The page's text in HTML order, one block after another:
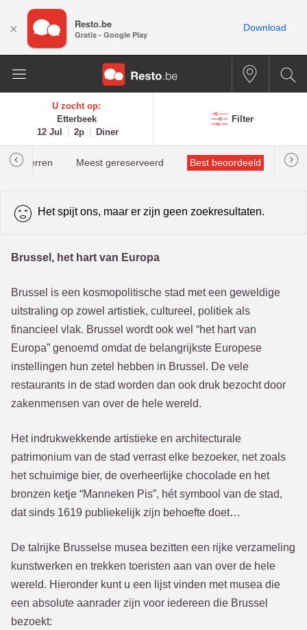
U zocht op:
Etterbeek
12 Jul
2p Diner
Filter
Meest gereserveerd Best beoordeeld
Het spijt ons, maar er zijn geen zoekresultaten.
Brussel, het hart van Europa
Brussel is een kosmopolitische stad met een geweldige
uitstraling op zowel artistiek, cultureel, politiek als
financieel vlak. Brussel wordt ook wel “het hart van
Europa” genoemd omdat de belangrijkste Europese
instellingen hun zetel hebben in Brussel. De vele
restaurants in de stad worden dan ook druk bezocht door
zakenmensen van over de hele wereld.
Het indrukwekkende artistieke en architecturale
patrimonium van de stad verrast elke bezoeker, net zoals
het schuimige bier, de overheerlijke chocolade en het
bronzen ketje “Manneken Pis”, hét symbool van de stad,
dat sinds 1619 publiekelijk zijn behoefte doet…
De talrijke Brusselse musea bezitten een rijke verzameling
kunstwerken en trekken toeristen aan van over de hele
wereld. Hieronder kunt u een lijst vinden met musea die
een absolute aanrader zijn voor iedereen die Brussel
bezoekt:
× Resto.be
Gratis - Google Play
Download